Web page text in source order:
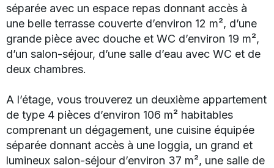
séparée avec un espace repas donnant accès à
une belle terrasse couverte d’environ 12 m², d’une
grande pièce avec douche et WC d’environ 19 m²,
d’un salon-séjour, d’une salle d’eau avec WC et de
deux chambres.
A l’étage, vous trouverez un deuxième appartement
de type 4 pièces d’environ 106 m² habitables
comprenant un dégagement, une cuisine équipée
séparée donnant accès à une loggia, un grand et
lumineux salon-séjour d’environ 37 m², une salle de